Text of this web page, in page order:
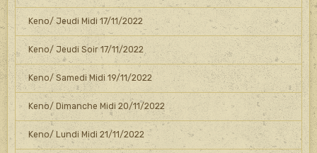
Keno/ Jeudi Midi 17/11/2022
Keno/ Jeudi Soir 17/11/2022
Keno/ Samedi Midi 19/11/2022
Keno/ Dimanche Midi 20/11/2022
Keno/ Lundi Midi 21/11/2022